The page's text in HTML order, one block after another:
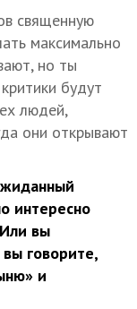
священную
максимально
но ты
будут
людей,
они открывают
интересно
вы
говорите,
и